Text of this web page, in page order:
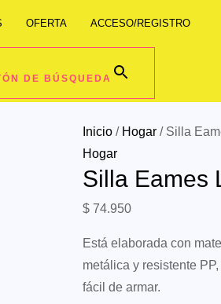
OFERTA ACCESO/REGISTRO
DE BÚSQUEDA
Inicio / Hogar / Silla
Hogar
Silla Eames
$ 74.950
Está elaborada con
metálica y resistente
fácil de armar.